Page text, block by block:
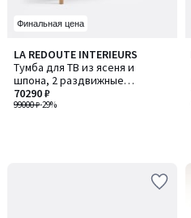
Финальная цена
LA REDOUTE INTERIEURS
Тумба для ТВ из ясеня и
шпона, 2 раздвижные
(скользящие) дверцы, ширина
120 см, WAPONG / ВАПОНГ
99000 ₽-29%
70290 ₽